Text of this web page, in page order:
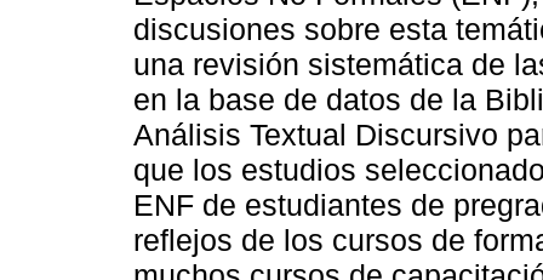
discusiones sobre esta
una revisión sistemática de
en la base de datos de la
Análisis Textual Discursivo
que los estudios
ENF de estudiantes de
reflejos de los cursos de